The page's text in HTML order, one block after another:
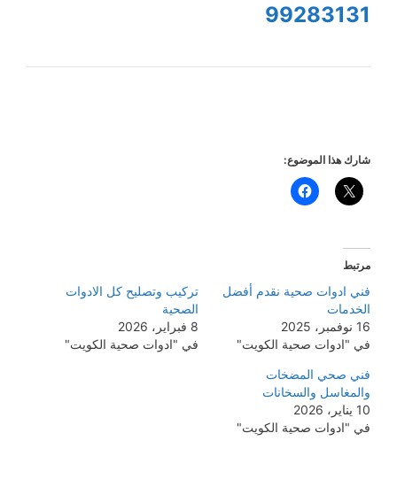
99283131
شارك هذا الموضوع:
مرتبط
فني ادوات صحية نقدم أفضل
الخدمات
16 نوفمبر، 2025
في "ادوات صحية الكويت"
تركيب وتصليح كل الادوات
الصحية
8 فبراير، 2026
في "ادوات صحية الكويت"
فني صحي المضخات
والمغاسل والسخانات
10 يناير، 2026
في "ادوات صحية الكويت"